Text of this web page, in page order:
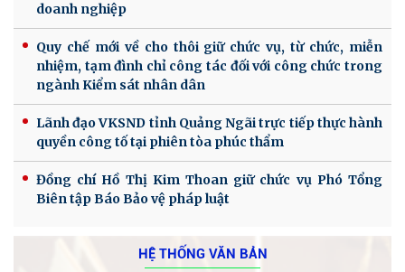
doanh nghiệp
Quy chế mới về cho thôi giữ chức vụ, từ chức, miễn
nhiệm, tạm đình chỉ công tác đối với công chức trong
ngành Kiểm sát nhân dân
Lãnh đạo VKSND tỉnh Quảng Ngãi trực tiếp thực hành
quyền công tố tại phiên tòa phúc thẩm
Đồng chí Hồ Thị Kim Thoan giữ chức vụ Phó Tổng
Biên tập Báo Bảo vệ pháp luật
HỆ THỐNG VĂN BẢN